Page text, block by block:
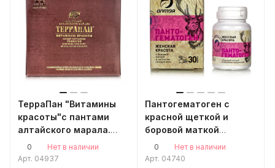
ТерраПан "Витамины
красоты"с пантами
алтайского марала.
2*135 капсул (Полный
курс) Пантопроект
0
Нет в наличии
Арт. 04937
Пантогематоген с
красной щеткой и
боровой маткой
(женская красота). 30
капсул по 500мг
0
Нет в наличии
Арт. 04740